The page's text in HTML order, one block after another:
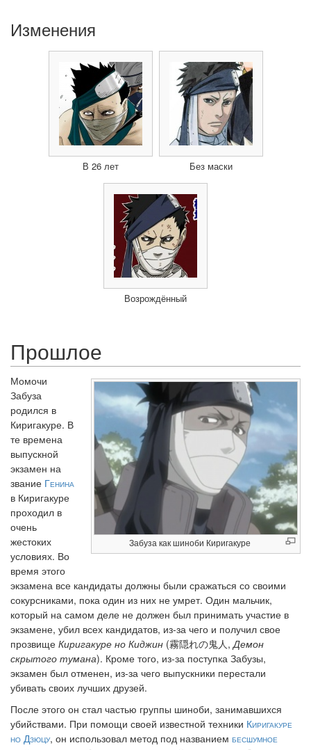
Изменения
В 26 лет Без маски
Возрождённый
Прошлое
Забуза как шиноби Киригакуре
Момочи
Забуза
родился в
Киригакуре. В
те времена
выпускной
экзамен на
звание Генина
в Киригакуре
проходил в
очень
жестоких
условиях. Во
время этого
экзамена все кандидаты должны были сражаться со своими
сокурсниками, пока один из них не умрет. Один мальчик,
который на самом деле не должен был принимать участие в
экзамене, убил всех кандидатов, из-за чего и получил свое
прозвище Киригакуре но Киджин (霧隠れの鬼人,Демон
скрытого тумана). Кроме того, из-за поступка Забузы,
экзамен был отменен, из-за чего выпускники перестали
убивать своих лучших друзей.
После этого он стал частью группы шиноби, занимавшихся
убийствами. При помощи своей известной техники Киригакуре
но Дзюцу, он использовал метод под названием бесшумное